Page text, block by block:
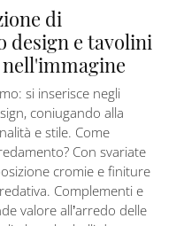
di
design e tavolini
si inserisce negli
coniugando alla
e stile. Come
Con svariate
cromie e finiture
Complementi e
valore all’arredo delle